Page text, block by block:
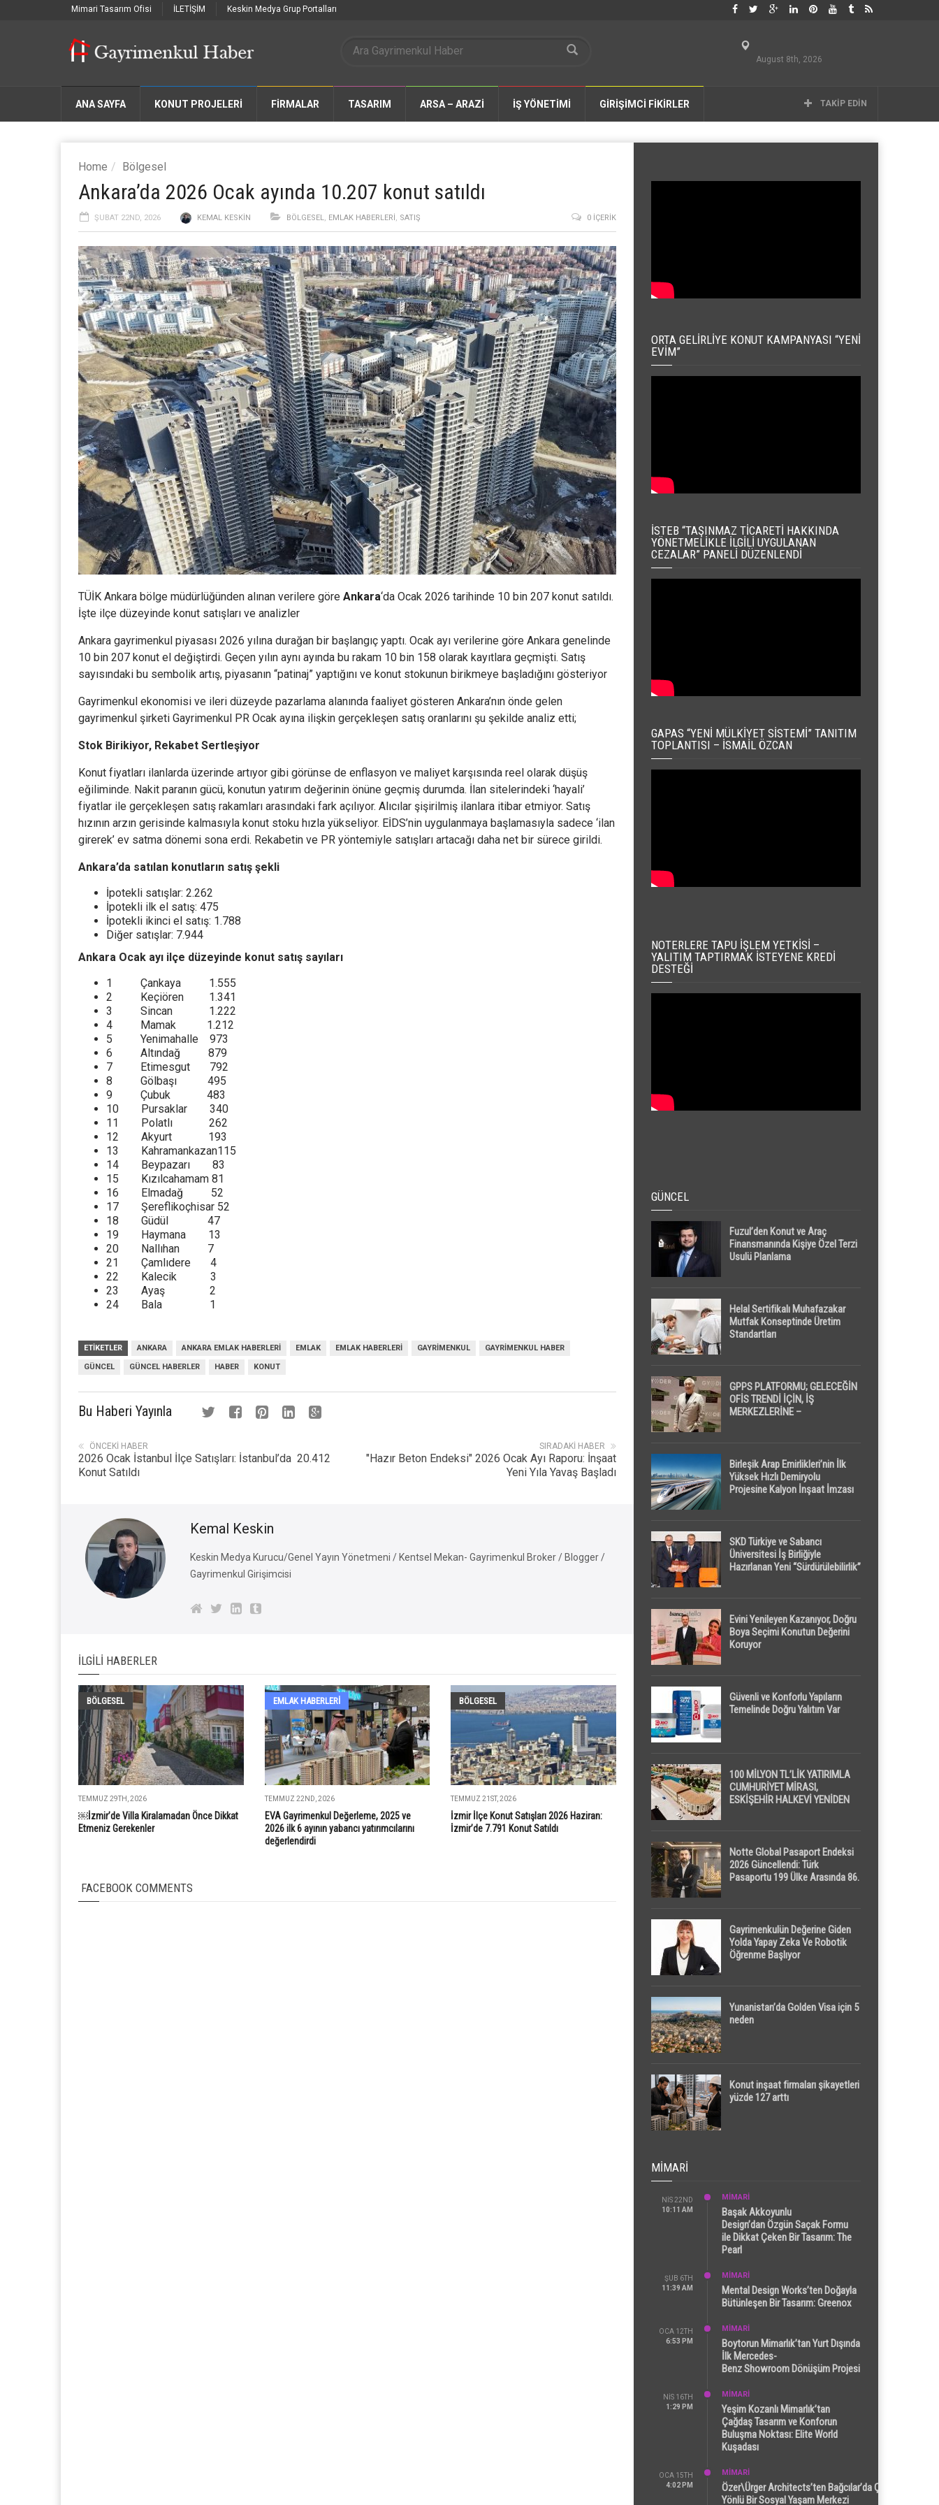
Mimari Tasarım Ofisi İLETİŞİM Keskin Medya Grup Portalları
August 8th, 2026
ANA SAYFA KONUT PROJELERİ FIRMALAR TASARIM ARSA – ARAZİ İŞ YÖNETİMİ GİRİŞİMCİ FİKİRLER TAKIP EDIN
Home Bölgesel
Ankara’da 2026 Ocak ayında 10.207 konut satıldı
ŞUBAT 22ND, 2026 KEMAL KESKIN BÖLGESEL, EMLAK HABERLERI, SATIŞ 0 İÇERIK
TÜİK Ankara bölge müdürlüğünden alınan verilere göre Ankara‘da Ocak 2026 tarihinde 10 bin 207 konut satıldı.
İşte ilçe düzeyinde konut satışları ve analizler
Ankara gayrimenkul piyasası 2026 yılına durağan bir başlangıç yaptı. Ocak ayı verilerine göre Ankara genelinde
10 bin 207 konut el değiştirdi. Geçen yılın aynı ayında bu rakam 10 bin 158 olarak kayıtlara geçmişti. Satış
sayısındaki bu sembolik artış, piyasanın “patinaj” yaptığını ve konut stokunun birikmeye başladığını gösteriyor
Gayrimenkul ekonomisi ve ileri düzeyde pazarlama alanında faaliyet gösteren Ankara’nın önde gelen
gayrimenkul şirketi Gayrimenkul PR Ocak ayına ilişkin gerçekleşen satış oranlarını şu şekilde analiz etti;
Stok Birikiyor, Rekabet Sertleşiyor
Konut fiyatları ilanlarda üzerinde artıyor gibi görünse de enflasyon ve maliyet karşısında reel olarak düşüş
eğiliminde. Nakit paranın gücü, konutun yatırım değerinin önüne geçmiş durumda. İlan sitelerindeki ‘hayali’
fiyatlar ile gerçekleşen satış rakamları arasındaki fark açılıyor. Alıcılar şişirilmiş ilanlara itibar etmiyor. Satış
hızının arzın gerisinde kalmasıyla konut stoku hızla yükseliyor. EİDS’nin uygulanmaya başlamasıyla sadece ‘ilan
girerek’ ev satma dönemi sona erdi. Rekabetin ve PR yöntemiyle satışları artacağı daha net bir sürece girildi.
Ankara’da satılan konutların satış şekli
İpotekli satışlar: 2.262
İpotekli ilk el satış: 475
İpotekli ikinci el satış: 1.788
Diğer satışlar: 7.944
Ankara Ocak ayı ilçe düzeyinde konut satış sayıları
1 Çankaya 1.555
2 Keçiören 1.341
3 Sincan 1.222
4 Mamak 1.212
5 Yenimahalle 973
6 Altındağ 879
7 Etimesgut 792
8 Gölbaşı 495
9 Çubuk 483
10 Pursaklar 340
11 Polatlı 262
12 Akyurt 193
13 Kahramankazan115
14 Beypazarı 83
15 Kızılcahamam 81
16 Elmadağ 52
17 Şereflikoçhisar 52
18 Güdül 47
19 Haymana 13
20 Nallıhan 7
21 Çamlıdere 4
22 Kalecik 3
23 Ayaş 2
24 Bala 1
ETIKETLER ANKARA ANKARA EMLAK HABERLERI EMLAK EMLAK HABERLERI GAYRIMENKUL GAYRIMENKUL HABER
GÜNCEL GÜNCEL HABERLER HABER KONUT
Bu Haberi Yayınla
SIRADAKI HABER
"Hazır Beton Endeksi" 2026 Ocak Ayı Raporu: İnşaat
Yeni Yıla Yavaş Başladı
ÖNCEKI HABER
2026 Ocak İstanbul İlçe Satışları: İstanbul’da 20.412
Konut Satıldı
Kemal Keskin
Keskin Medya Kurucu/Genel Yayın Yönetmeni / Kentsel Mekan- Gayrimenkul Broker / Blogger /
Gayrimenkul Girişimcisi
İLGILI HABERLER
BÖLGESEL
TEMMUZ 29TH, 2026
￼İzmir’de Villa Kiralamadan Önce Dikkat
Etmeniz Gerekenler
EMLAK HABERLERI
TEMMUZ 22ND, 2026
EVA Gayrimenkul Değerleme, 2025 ve
2026 ilk 6 ayının yabancı yatırımcılarını
değerlendirdi
BÖLGESEL
TEMMUZ 21ST, 2026
İzmir İlçe Konut Satışları 2026 Haziran:
İzmir’de 7.791 Konut Satıldı
FACEBOOK COMMENTS
ORTA GELIRLIYE KONUT KAMPANYASI “YENI
EVIM”
İSTEB “TAŞINMAZ TICARETI HAKKINDA
YÖNETMELIKLE İLGILI UYGULANAN
CEZALAR” PANELI DÜZENLENDI
GAPAS “YENI MÜLKIYET SISTEMI” TANITIM
TOPLANTISI – İSMAIL ÖZCAN
NOTERLERE TAPU İŞLEM YETKISI –
YALITIM TAPTIRMAK İSTEYENE KREDI
DESTEĞI
GÜNCEL
Fuzul’den Konut ve Araç
Finansmanında Kişiye Özel Terzi
Usulü Planlama
Helal Sertifikalı Muhafazakar
Mutfak Konseptinde Üretim
Standartları
GPPS PLATFORMU; GELECEĞİN
OFİS TRENDİ İÇİN, İŞ
MERKEZLERİNE –
Birleşik Arap Emirlikleri’nin İlk
Yüksek Hızlı Demiryolu
Projesine Kalyon İnşaat İmzası
SKD Türkiye ve Sabancı
Üniversitesi İş Birliğiyle
Hazırlanan Yeni “Sürdürülebilirlik”
Evini Yenileyen Kazanıyor, Doğru
Boya Seçimi Konutun Değerini
Koruyor
Güvenli ve Konforlu Yapıların
Temelinde Doğru Yalıtım Var
100 MİLYON TL’LİK YATIRIMLA
CUMHURİYET MİRASI,
ESKİŞEHİR HALKEVİ YENİDEN
Notte Global Pasaport Endeksi
2026 Güncellendi: Türk
Pasaportu 199 Ülke Arasında 86.
Gayrimenkulün Değerine Giden
Yolda Yapay Zeka Ve Robotik
Öğrenme Başlıyor
Yunanistan’da Golden Visa için 5
neden
Konut inşaat firmaları şikayetleri
yüzde 127 arttı
MIMARI
NIS 22ND
10:11 AM
MİMARİ
Başak Akkoyunlu
Design’dan Özgün Saçak Formu
ile Dikkat Çeken Bir Tasarım: The
Pearl
ŞUB 6TH
11:39 AM
MİMARİ
Mental Design Works’ten Doğayla
Bütünleşen Bir Tasarım: Greenox
OCA 12TH
6:53 PM
MİMARİ
Boytorun Mimarlık’tan Yurt Dışında
İlk Mercedes-
Benz Showroom Dönüşüm Projesi
NIS 16TH
1:29 PM
MİMARİ
Yeşim Kozanlı Mimarlık’tan
Çağdaş Tasarım ve Konforun
Buluşma Noktası: Elite World
Kuşadası
OCA 15TH
4:02 PM
MİMARİ
Özer\Ürger Architects’ten Bağcılar’da Çok
Yönlü Bir Sosyal Yaşam Merkezi